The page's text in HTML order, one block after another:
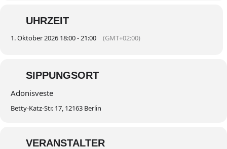
UHRZEIT
1. Oktober 2026 18:00 - 21:00 (GMT+02:00)
SIPPUNGSORT
Adonisveste
Betty-Katz-Str. 17, 12163 Berlin
VERANSTALTER